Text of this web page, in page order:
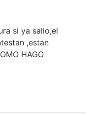
si ya salio,el
,estan
HAGO